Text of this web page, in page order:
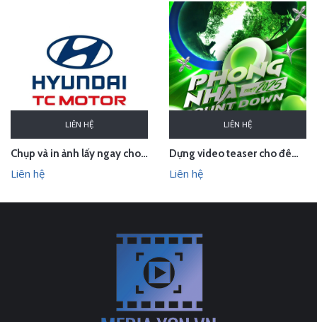
LIÊN HỆ
Chụp và in ảnh lấy ngay cho Huyndai Lam Kinh
Liên hệ
LIÊN HỆ
Dựng video teaser cho đêm countdown tại Phong Nha - Quảng Bình
Liên hệ